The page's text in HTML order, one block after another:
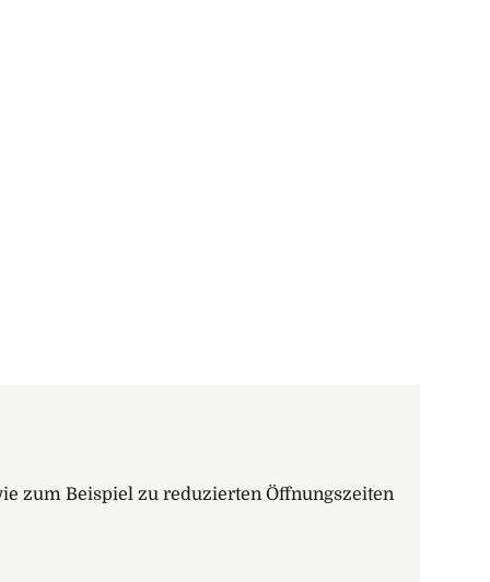
zum Beispiel zu reduzierten Öffnungszeiten